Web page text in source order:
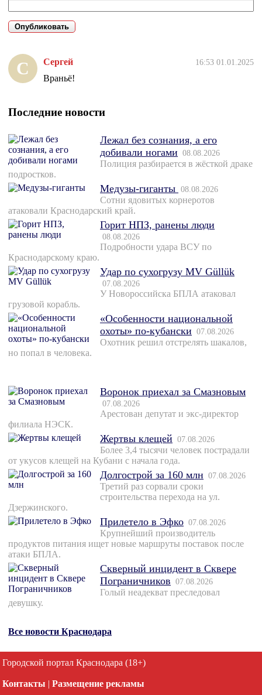
С Сергей 16:53 01.01.2025
Враньё!
Последние новости
Лежал без сознания, а его
добивали ногами 08.08.2026
Полиция разбирается в жёсткой драке
подростков.
Медузы-гиганты 08.08.2026
Сотни ядовитых корнеротов
атаковали Краснодарский край.
Горит НПЗ, ранены люди
08.08.2026
Подробности удара ВСУ по
Краснодарскому краю.
Удар по сухогрузу MV Güllük
07.08.2026
У Новороссийска БПЛА атаковал
грузовой корабль.
«Особенности национальной
охоты» по-кубански 07.08.2026
Охотник решил отстрелять шакалов,
но попал в человека.
Воронок приехал за Смазновым
07.08.2026
Арестован депутат и экс-директор
филиала НЭСК.
Жертвы клещей 07.08.2026
Более 3,4 тысячи человек пострадали
от укусов клещей на Кубани с начала года.
Долгострой за 160 млн 07.08.2026
Третий раз сорвали сроки
строительства перехода на ул.
Дзержинского.
Прилетело в Эфко 07.08.2026
Крупнейший производитель
продуктов питания ищет новые маршруты поставок после
атаки БПЛА.
Скверный инцидент в Сквере
Пограничников 07.08.2026
Голый неадекват преследовал
девушку.
Все новости Краснодара
Городской портал Краснодара (18+)
Контакты | Размещение рекламы